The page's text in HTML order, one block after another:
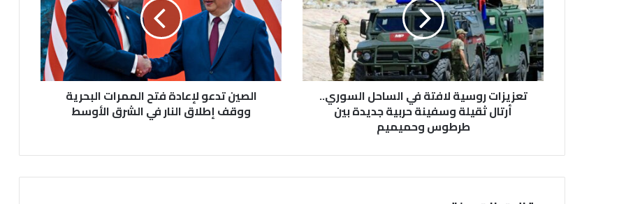
في
الساحل
السوري..
أرتال
ثقيلة
وسفينة
حربية
وحميميم
تعزيزات روسية لافتة في الساحل السوري..
أرتال ثقيلة وسفينة حربية جديدة بين
طرطوس وحميميم
فتح
الممرات
البحرية
ووقف
إطلاق
النار
الصين تدعو لإعادة فتح الممرات البحرية
ووقف إطلاق النار في الشرق الأوسط